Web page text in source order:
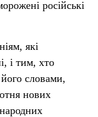
російські
які
і тим, хто
словами,
нових